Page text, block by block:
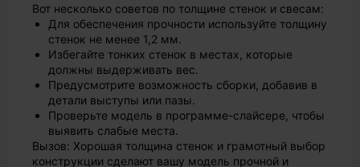
Вот несколько советов по толщине стенок и свесам:
Для обеспечения прочности используйте толщину
стенок не менее 1,2 мм.
Избегайте тонких стенок в местах, которые
должны выдерживать вес.
Предусмотрите возможность сборки, добавив в
детали выступы или пазы.
Проверьте модель в программе-слайсере, чтобы
выявить слабые места.
Вызов: Хорошая толщина стенок и грамотный выбор
конструкции сделают вашу модель прочной и